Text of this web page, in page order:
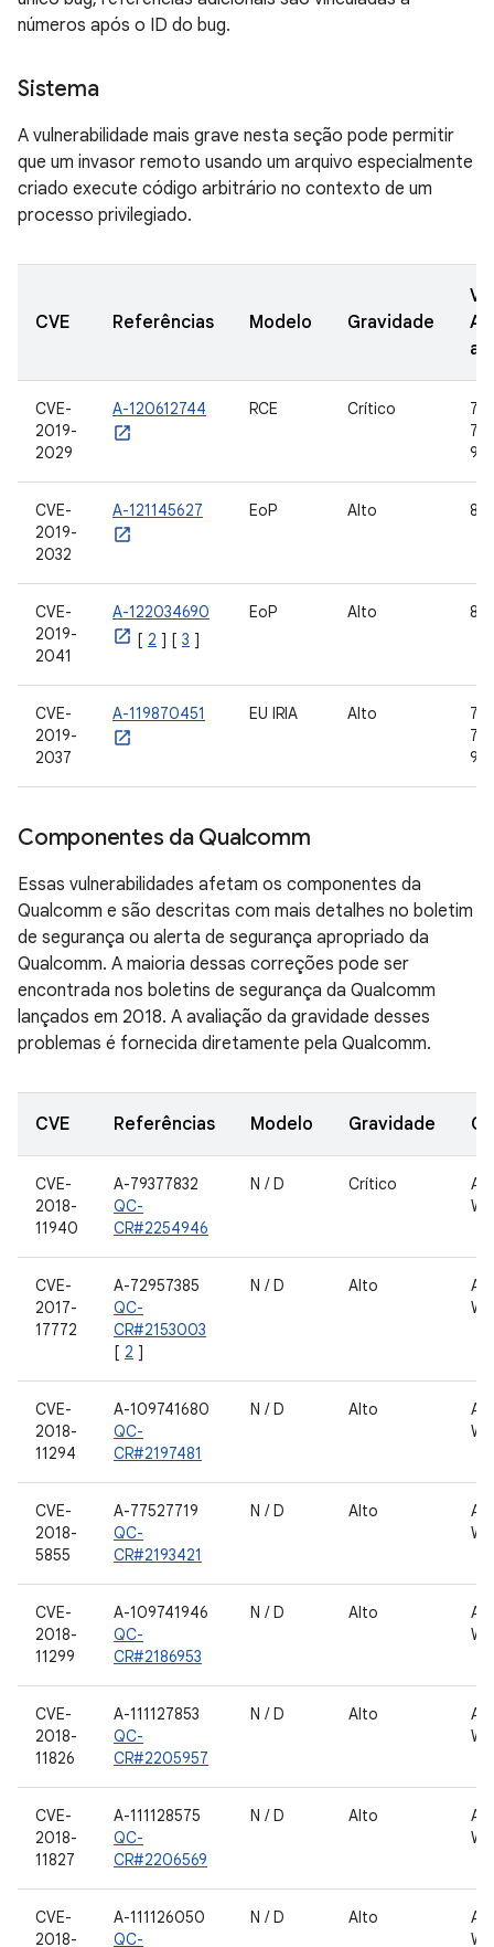
números após o ID do bug.
Sistema
A vulnerabilidade mais grave nesta seção pode permitir
que um invasor remoto usando um arquivo especialmente
criado execute código arbitrário no contexto de um
processo privilegiado.
CVE Referências Modelo Gravidade
CVE-
2019-
2029
A-120612744 RCE Crítico
9
CVE-
2019-
2032
A-121145627 EoP Alto
CVE-
2019-
2041
A-122034690
[ 2 ] [ 3 ]
EoP Alto
CVE-
2019-
2037
A-119870451 EU IRIA Alto
9
Componentes da Qualcomm
Essas vulnerabilidades afetam os componentes da
Qualcomm e são descritas com mais detalhes no boletim
de segurança ou alerta de segurança apropriado da
Qualcomm. A maioria dessas correções pode ser
encontrada nos boletins de segurança da Qualcomm
lançados em 2018. A avaliação da gravidade desses
problemas é fornecida diretamente pela Qualcomm.
CVE Referências Modelo Gravidade
CVE-
2018-
11940
A-79377832
QC-
CR#2254946
N / D Crítico
CVE-
2017-
17772
A-72957385
QC-
CR#2153003
[ 2 ]
N / D Alto
CVE-
2018-
11294
A-109741680
QC-
CR#2197481
N / D Alto
CVE-
2018-
5855
A-77527719
QC-
CR#2193421
N / D Alto
CVE-
2018-
11299
A-109741946
QC-
CR#2186953
N / D Alto
CVE-
2018-
11826
A-111127853
QC-
CR#2205957
N / D Alto
CVE-
2018-
11827
A-111128575
QC-
CR#2206569
N / D Alto
CVE-
2018-
A-111126050
QC-
N / D Alto